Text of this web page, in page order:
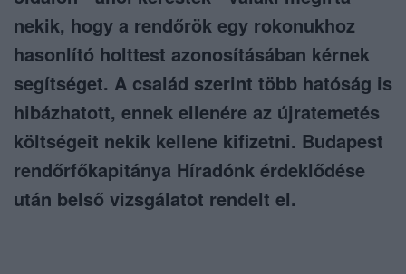
nekik, hogy a rendőrök egy rokonukhoz
hasonlító holttest azonosításában kérnek
segítséget. A család szerint több hatóság is
hibázhatott, ennek ellenére az újratemetés
költségeit nekik kellene kifizetni. Budapest
rendőrfőkapitánya Híradónk érdeklődése
után belső vizsgálatot rendelt el.